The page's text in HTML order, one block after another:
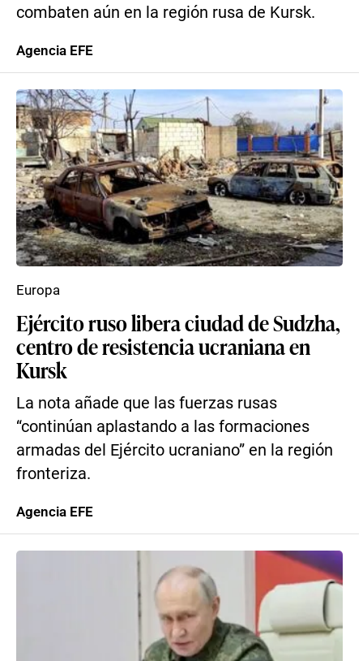
combaten aún en la región rusa de Kursk.
Agencia EFE
Ejército ruso libera ciudad de Sudzha,
centro de resistencia ucraniana en
Kursk
La nota añade que las fuerzas rusas
“continúan aplastando a las formaciones
armadas del Ejército ucraniano” en la región
fronteriza.
Europa
Agencia EFE